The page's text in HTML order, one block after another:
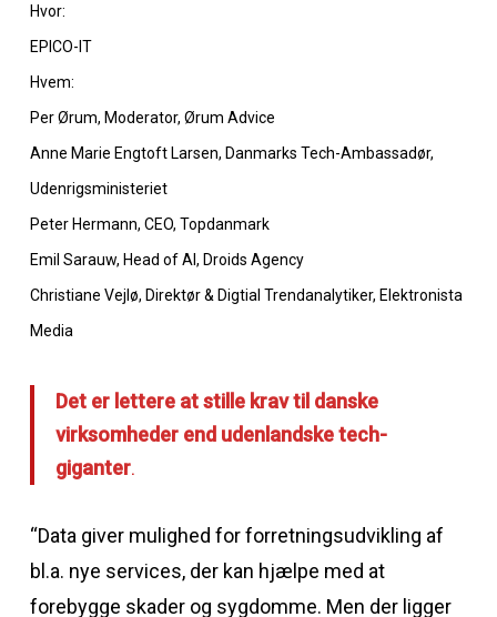
Hvor:
EPICO-IT
Hvem:
Per Ørum, Moderator, Ørum Advice
Anne Marie Engtoft Larsen, Danmarks Tech-Ambassadør,
Udenrigsministeriet
Peter Hermann, CEO, Topdanmark
Emil Sarauw, Head of AI, Droids Agency
Christiane Vejlø, Direktør & Digtial Trendanalytiker, Elektronista
Media
Det er lettere at stille krav til danske
virksomheder end udenlandske tech-
giganter.
“Data giver mulighed for forretningsudvikling af
bl.a. nye services, der kan hjælpe med at
forebygge skader og sygdomme. Men der ligger